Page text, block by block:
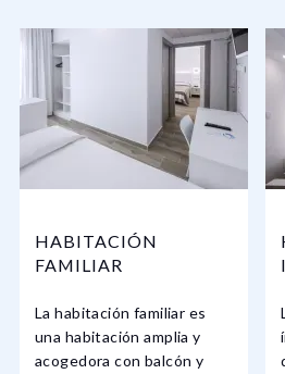
HABITACIÓN
FAMILIAR
La habitación familiar es
una habitación amplia y
acogedora con balcón y